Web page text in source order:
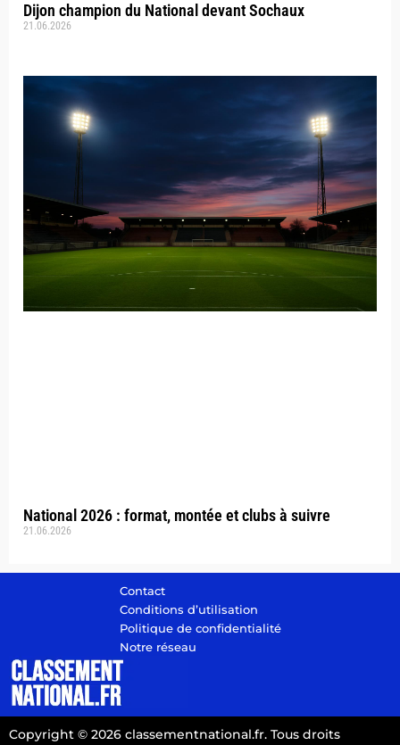
Dijon champion du National devant Sochaux
21.06.2026
National 2026 : format, montée et clubs à suivre
21.06.2026
Contact
Conditions d’utilisation
Politique de confidentialité
Notre réseau
Copyright © 2026 classementnational.fr. Tous droits